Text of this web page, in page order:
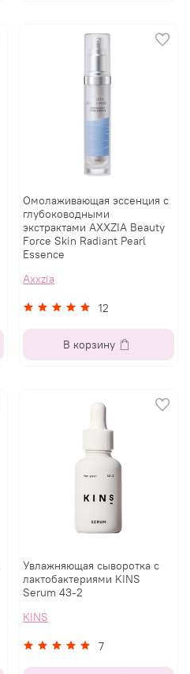
Омолаживающая эссенция с
глубоководными
экстрактами AXXZIA Beauty
Force Skin Radiant Pearl
Essence
Axxzia
12
В корзину
Увлажняющая сыворотка с
лактобактериями KINS
Serum 43-2
KINS
7